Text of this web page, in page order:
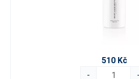
510 Kč
-